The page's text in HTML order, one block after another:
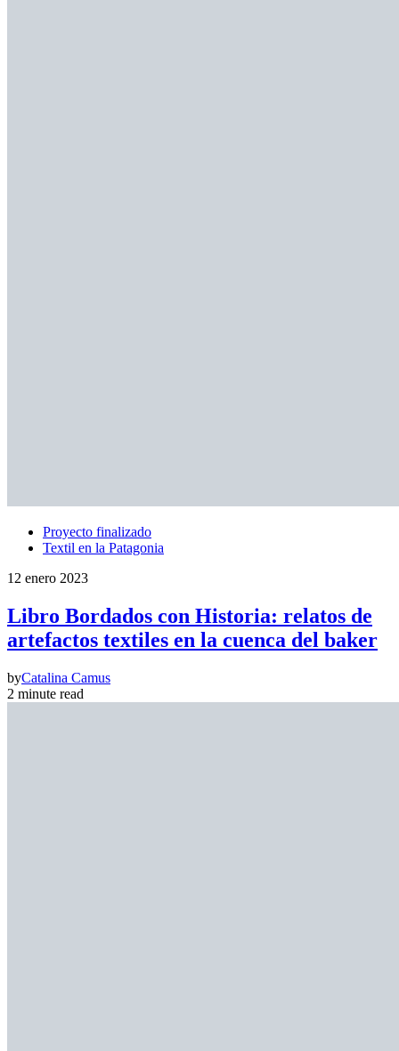
Proyecto finalizado
Textil en la Patagonia
12 enero 2023
Libro Bordados con Historia: relatos de
artefactos textiles en la cuenca del baker
byCatalina Camus
2 minute read